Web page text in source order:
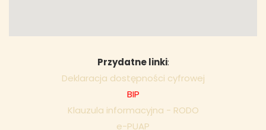
Przydatne linki:
Deklaracja dostępności cyfrowej
BIP
Klauzula informacyjna - RODO
e-PUAP